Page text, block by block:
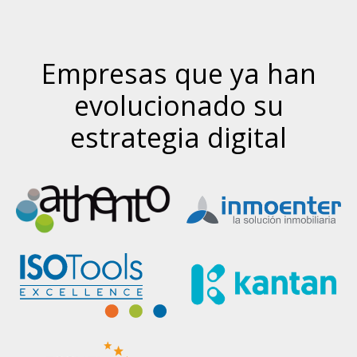
Empresas que ya han
evolucionado su
estrategia digital